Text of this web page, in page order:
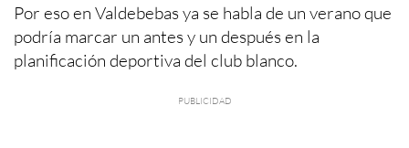
Por eso en Valdebebas ya se habla de un verano que
podría marcar un antes y un después en la
planificación deportiva del club blanco.